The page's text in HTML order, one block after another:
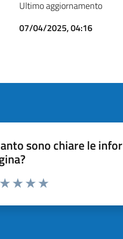
Ultimo aggiornamento
07/04/2025, 04:16
sono chiare le
da 1 a 5 stelle la pagina